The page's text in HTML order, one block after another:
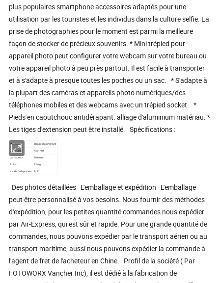
plus populaires smartphone accessoires adaptés pour une
utilisation par les touristes et les individus dans la culture selfie. La
prise de photographies pour le moment est parmi la meilleure
façon de stocker de précieux souvenirs. * Mini trépied pour
appareil photo peut configurer votre webcam sur votre bureau ou
votre appareil photo à peu près partout. Il est facile à transporter
et à s'adapte à presque toutes les poches ou un sac. * S'adapte à
la plupart des caméras et appareils photo numériques/des
téléphones mobiles et des webcams avec un trépied socket. *
Pieds en caoutchouc antidérapant. alliage d'aluminium matériau. *
Les tiges d'extension peut être installé. Spécifications :
Matériel alliage d'aluminium
La couleur Noir mat
La hauteur
180 mm
Poids
134 g
Vis de l'adaptateur 1/4"
Des photos détaillées L'emballage et expédition L'emballage
peut être personnalisé à vos besoins. Nous fournir des méthodes
d'expédition, pour les petites quantité commandes nous expédier
par Air-Express, qui est sûr et rapide. Pour une grande quantité de
commandes, nous pouvons expédier par le transport aérien ou au
transport maritime, aussi nous pouvons expédier la commande à
l'agent de fret de l'acheteur en Chine. Profil de la société ( Par
FOTOWORX Vancher Inc), il est dédié à la fabrication de